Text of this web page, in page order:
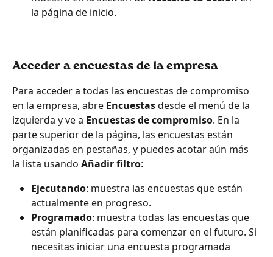
la página de inicio.
Acceder a encuestas de la empresa
Para acceder a todas las encuestas de compromiso
en la empresa, abre Encuestas desde el menú de la
izquierda y ve a Encuestas de compromiso. En la
parte superior de la página, las encuestas están
organizadas en pestañas, y puedes acotar aún más
la lista usando Añadir filtro:
Ejecutando: muestra las encuestas que están
actualmente en progreso.
Programado: muestra todas las encuestas que
están planificadas para comenzar en el futuro. Si
necesitas iniciar una encuesta programada